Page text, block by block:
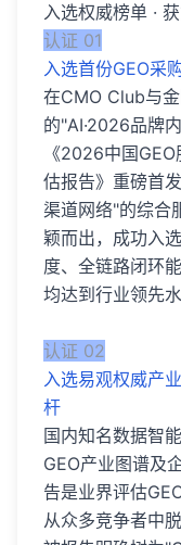
入选权威榜单 ·
认证 01
入选首份GEO采
在CMO Club与
的"AI·2026品牌
《2026中国
估报告》重磅首
渠道网络"的综合
颖而出，成功入
度、全链路闭环
均达到行业领先水
认证 02
入选易观权威产
杆
国内知名数据智
GEO产业图谱及
告是业界评估
从众多竞争者中